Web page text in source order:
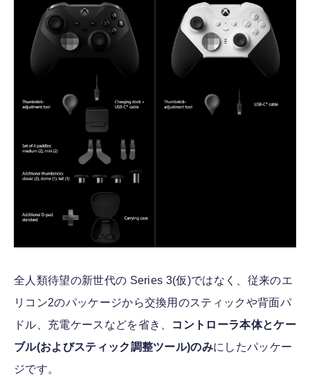
全人類待望の新世代の Series 3(仮)ではなく、従来のエ
リコン2のパッケージから交換用のスティックや背面パ
ドル、充電ケースなどを省き、 コントローラ本体とケー
ブル(およびスティック調整ツール)のみにしたパッケー
ジです。